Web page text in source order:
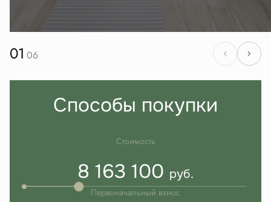
01 06
Способы покупки
Стоимость
8 163 100 руб.
Первоначальный взнос